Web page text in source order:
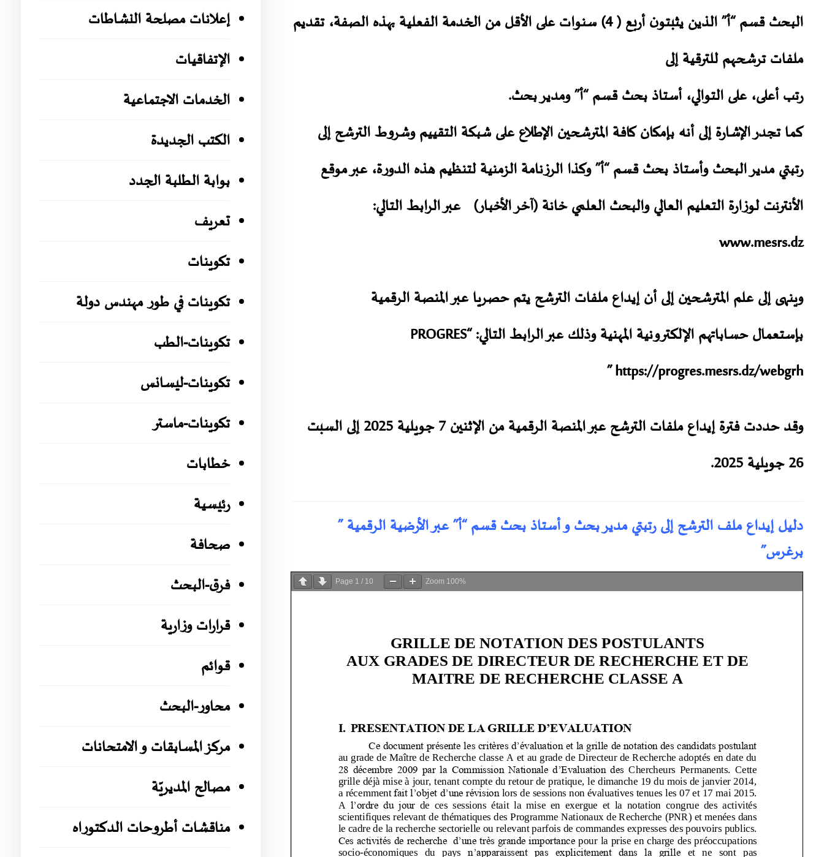
البحث قسم “أ” الذين يثبتون أربع ( 4) سنوات على الأقل من الخدمة الفعلية بهذه الصفة، تقديم
ملفات ترشحهم للترقية إلى
رتب أعلى، على التوالي، أستاذ بحث قسم “أ” ومدير بحث.
كما تجدر الإشارة إلى أنه بإمكان كافة المترشحين الإطلاع على شبكة التقييم وشروط الترشح إلى
رتبتي مدير البحث وأستاذ بحث قسم “أ” وكذا الرزنامة الزمنية لتنظيم هذه الدورة، عبر موقع
الأنترنت لوزارة التعليم العالي والبحث العلمي خانة (آخر الأخبار) عبر الرابط التالي:
www.mesrs.dz
وينهى إلى علم المترشحين إلى أن إيداع ملفات الترشح يتم حصريا عبر المنصة الرقمية
بإستعمال حساباتهم الإلكترونية المهنية وذلك عبر الرابط التالي: “PROGRES
” https://progres.mesrs.dz/webgrh
وقد حددت فترة إيداع ملفات الترشح عبر المنصة الرقمية من الإثنين 7 جويلية 2025 إلى السبت
26 جويلية 2025.
دليل إيداع ملف الترشح إلى رتبتي مدير بحث و أستاذ بحث قسم “أ” عبر الأرضية الرقمية ”
برغرس”
Page 1 / 10 Zoom 100%
إعلانات مصلحة النشاطات
الإتفاقيات
الخدمات الاجتماعية
الكتب الجديدة
بوابة الطلبة الجدد
تعريف
تكوينات
تكوينات في طور مهندس دولة
تكوينات-الطب
تكوينات-ليسانس
تكوينات-ماستر
خطابات
رئيسية
صحافة
فرق-البحث
قرارات وزارية
قوائم
محاور-البحث
مركز المسابقات و الامتحانات
مصالح المديريّة
مناقشات أطروحات الدكتوراه